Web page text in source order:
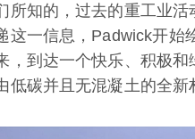
所知的，过去的重工业活
这一信息，Padwick开始
，到达一个快乐、积极
低碳并且无混凝土的全新